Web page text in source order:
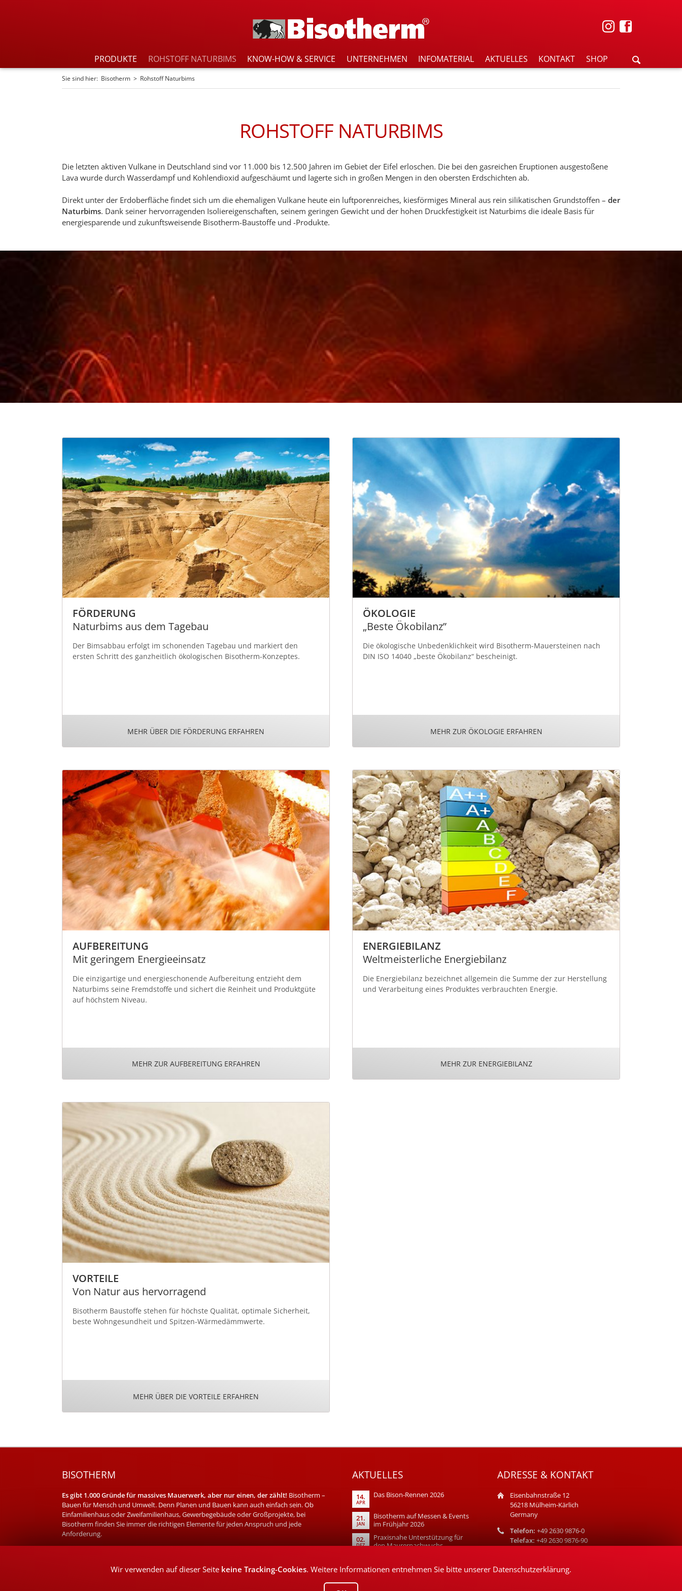
PRODUKTE ROHSTOFF NATURBIMS KNOW-HOW & SERVICE UNTERNEHMEN INFOMATERIAL AKTUELLES KONTAKT SHOP
Sie sind hier: Bisotherm Rohstoff Naturbims
ROHSTOFF NATURBIMS
Die letzten aktiven Vulkane in Deutschland sind vor 11.000 bis 12.500 Jahren im Gebiet der Eifel erloschen. Die bei den gasreichen Eruptionen ausgestoßene
Lava wurde durch Wasserdampf und Kohlendioxid aufgeschäumt und lagerte sich in großen Mengen in den obersten Erdschichten ab.
Direkt unter der Erdoberfläche findet sich um die ehemaligen Vulkane heute ein luftporenreiches, kiesförmiges Mineral aus rein silikatischen Grundstoffen – der
Naturbims. Dank seiner hervorragenden Isoliereigenschaften, seinem geringen Gewicht und der hohen Druckfestigkeit ist Naturbims die ideale Basis für
energiesparende und zukunftsweisende Bisotherm-Baustoffe und -Produkte.
FÖRDERUNG
Naturbims aus dem Tagebau
Der Bimsabbau erfolgt im schonenden Tagebau und markiert den
ersten Schritt des ganzheitlich ökologischen Bisotherm-Konzeptes.
MEHR ÜBER DIE FÖRDERUNG ERFAHREN
ÖKOLOGIE
„Beste Ökobilanz”
Die ökologische Unbedenklichkeit wird Bisotherm-Mauersteinen nach
DIN ISO 14040 „beste Ökobilanz“ bescheinigt.
MEHR ZUR ÖKOLOGIE ERFAHREN
AUFBEREITUNG
Mit geringem Energieeinsatz
Die einzigartige und energieschonende Aufbereitung entzieht dem
Naturbims seine Fremdstoffe und sichert die Reinheit und Produktgüte
auf höchstem Niveau.
MEHR ZUR AUFBEREITUNG ERFAHREN
ENERGIEBILANZ
Weltmeisterliche Energiebilanz
Die Energiebilanz bezeichnet allgemein die Summe der zur Herstellung
und Verarbeitung eines Produktes verbrauchten Energie.
MEHR ZUR ENERGIEBILANZ
VORTEILE
Von Natur aus hervorragend
Bisotherm Baustoffe stehen für höchste Qualität, optimale Sicherheit,
beste Wohngesundheit und Spitzen-Wärmedämmwerte.
MEHR ÜBER DIE VORTEILE ERFAHREN
BISOTHERM
Es gibt 1.000 Gründe für massives Mauerwerk, aber nur einen, der zählt! Bisotherm –
Bauen für Mensch und Umwelt. Denn Planen und Bauen kann auch einfach sein. Ob
Einfamilienhaus oder Zweifamilienhaus, Gewerbegebäude oder Großprojekte, bei
Bisotherm finden Sie immer die richtigen Elemente für jeden Anspruch und jede
Anforderung.
AKTUELLES
14.
APR
Das Bison-Rennen 2026
21.
JAN
Bisotherm auf Messen & Events
im Frühjahr 2026
02.
DEZ
Praxisnahe Unterstützung für
den Maurernachwuchs
ADRESSE & KONTAKT
Eisenbahnstraße 12
56218 Mülheim-Kärlich
Germany
Telefon: +49 2630 9876-0
Telefax: +49 2630 9876-90
Wir verwenden auf dieser Seite keine Tracking-Cookies. Weitere Informationen entnehmen Sie bitte unserer Datenschutzerklärung.